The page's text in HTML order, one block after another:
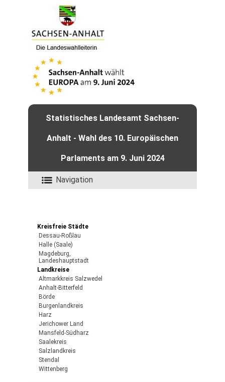
Statistisches Landesamt Sachsen-
Anhalt - Wahl des 10. Europäischen
Parlaments am 9. Juni 2024
Navigation
Kreisfreie Städte
Dessau-Roßlau
Halle (Saale)
Magdeburg,
Landeshauptstadt
Landkreise
Altmarkkreis Salzwedel
Anhalt-Bitterfeld
Börde
Burgenlandkreis
Harz
Jerichower Land
Mansfeld-Südharz
Saalekreis
Salzlandkreis
Stendal
Wittenberg